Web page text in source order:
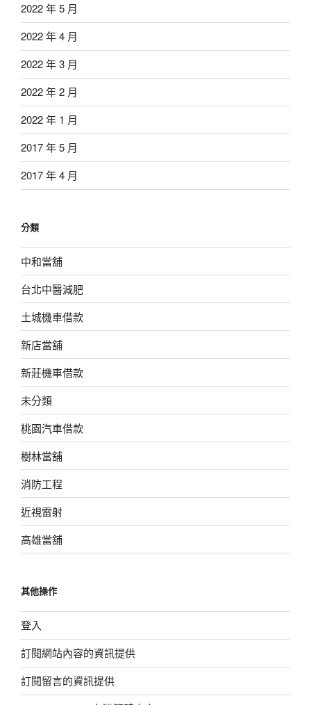
2022 年 5 月
2022 年 4 月
2022 年 3 月
2022 年 2 月
2022 年 1 月
2017 年 5 月
2017 年 4 月
分類
中和當舖
台北中醫減肥
土城機車借款
新店當舖
新莊機車借款
未分類
桃園汽車借款
樹林當舖
消防工程
近視雷射
高雄當舖
其他操作
登入
訂閱網站內容的資訊提供
訂閱留言的資訊提供